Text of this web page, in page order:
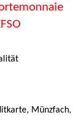
Münzfach,